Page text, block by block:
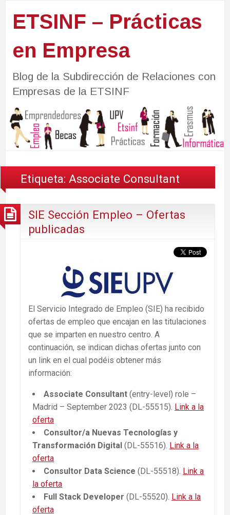
ETSINF – Prácticas
en Empresa
Blog de la Subdirección de Relaciones con
Empresas de la ETSINF
Etiqueta: Associate Consultant
SIE Sección Empleo – Ofertas
publicadas
El Servicio Integrado de Empleo (SIE) ha recibido
ofertas de empleo que encajan en las titulaciones
que se imparten en nuestro centro. A
continuación, se indican dichas ofertas junto con
un link en el cual podéis obtener más
información:
Associate Consultant (entry-level) role –
Madrid – September 2023 (DL-55515). Link a la
oferta
Consultor/a Nuevas Tecnologías y
Transformación Digital (DL-55516). Link a la
oferta
Consultor Data Science (DL-55518). Link a
la oferta
Full Stack Developer (DL-55520). Link a la
oferta